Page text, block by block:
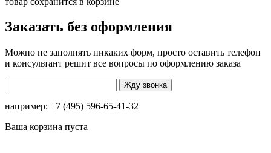
Заказать без оформления
Можно не заполнять никаких форм, просто оставить телефон
и консультант решит все вопросы по оформлению заказа
например: +7 (495) 596-65-41-32
Ваша корзина пуста